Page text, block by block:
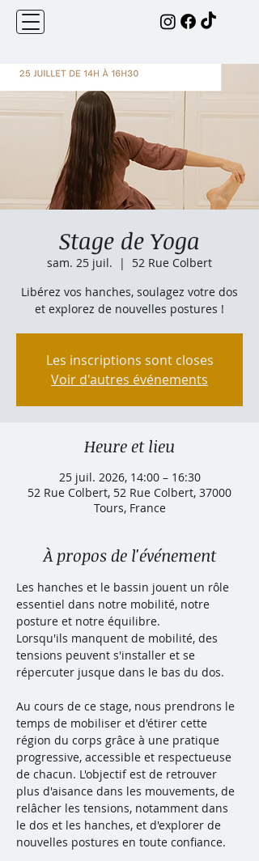
Stage de Yoga
sam. 25 juil.
  |
52 Rue Colbert
Libérez vos hanches, soulagez votre dos
et explorez de nouvelles postures !
Les inscriptions sont closes
Voir d'autres événements
Heure et lieu
25 juil. 2026, 14:00 – 16:30
52 Rue Colbert, 52 Rue Colbert, 37000
Tours, France
À propos de l'événement
Les hanches et le bassin jouent un rôle
essentiel dans notre mobilité, notre
posture et notre équilibre.
Lorsqu'ils manquent de mobilité, des
tensions peuvent s'installer et se
répercuter jusque dans le bas du dos.
Au cours de ce stage, nous prendrons le
temps de mobiliser et d'étirer cette
région du corps grâce à une pratique
progressive, accessible et respectueuse
de chacun. L'objectif est de retrouver
plus d'aisance dans les mouvements, de
relâcher les tensions, notamment dans
le dos et les hanches, et d'explorer de
nouvelles postures en toute confiance.